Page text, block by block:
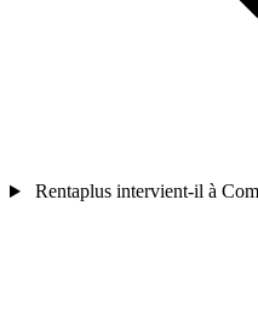
Rentaplus intervient-il à